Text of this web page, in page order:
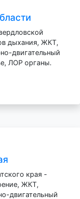
дыхания, ЖКТ,
двигательный
ЛОР органы.
края -
ЖКТ,
двигательный